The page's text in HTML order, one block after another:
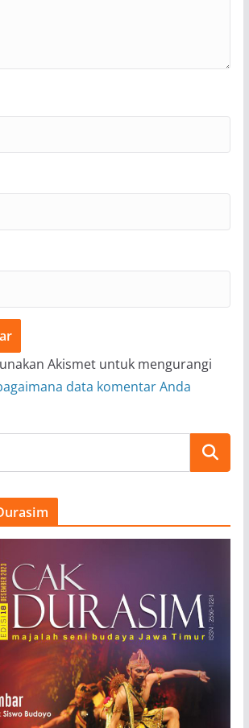
Akismet untuk mengurangi
data komentar Anda